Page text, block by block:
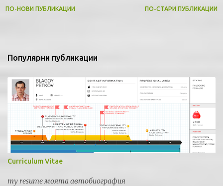
т
ПО-НОВИ ПУБЛИКАЦИИ ПО-СТАРИ ПУБЛИКАЦИИ
Популярни публикации
Curriculum Vitae
my resume моята автобиография